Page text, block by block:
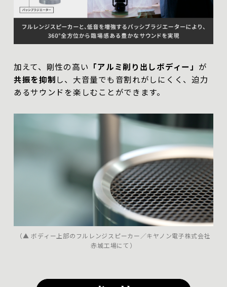
加えて、剛性の高い 「アルミ削り出しボディー」 が
共振を抑制し、大音量でも音割れがしにくく、迫力
あるサウンドを楽しむことができます。
（▲ ボディー上部のフルレンジスピーカー／キヤノン電子株式会社
赤城工場にて）